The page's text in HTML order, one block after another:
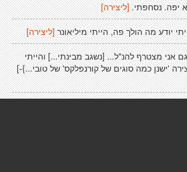
יפה. נסחפתי. [ליצירה]
יודע מה הולך פה, הייתי מיליאונר [ליצירה]
אני מצטרף להנ"ל... [נשגב מבינתי...] והייתי
'ישנן כמה סוגים של קורנפלקס' של טובי...}-]